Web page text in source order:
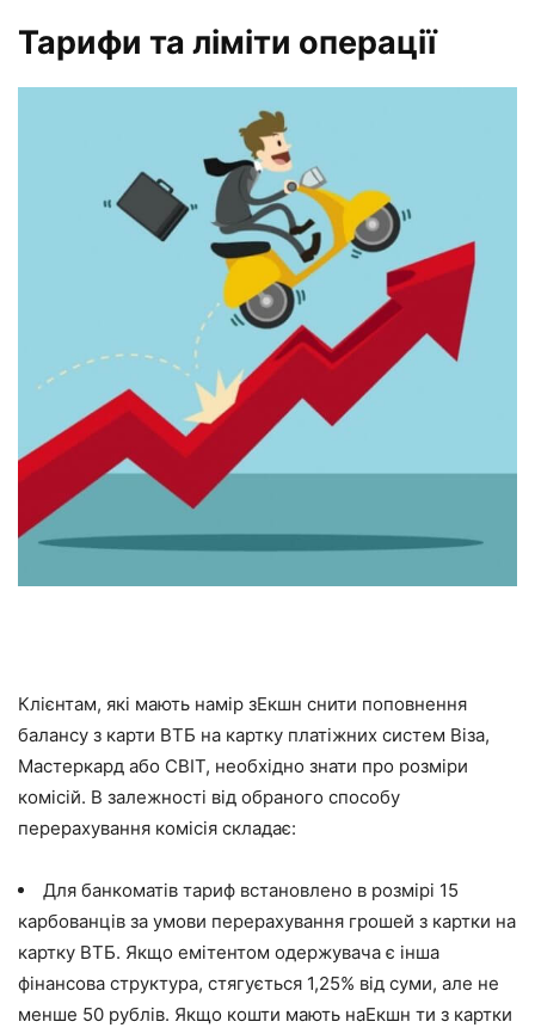
Тарифи та ліміти операції
Клієнтам, які мають намір зЕкшн снити поповнення
балансу з карти ВТБ на картку платіжних систем Віза,
Мастеркард або СВІТ, необхідно знати про розміри
комісій. В залежності від обраного способу
перерахування комісія складає:
Для банкоматів тариф встановлено в розмірі 15
карбованців за умови перерахування грошей з картки на
картку ВТБ. Якщо емітентом одержувача є інша
фінансова структура, стягується 1,25% від суми, але не
менше 50 рублів. Якщо кошти мають наЕкшн ти з картки